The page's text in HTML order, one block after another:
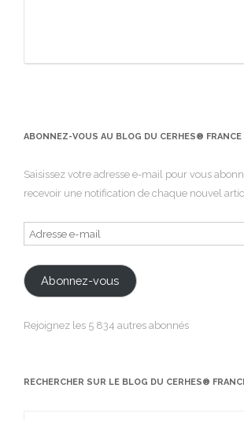
ABONNEZ-VOUS AU BLOG DU CERHES® FRANCE
Saisissez votre adresse e-mail pour vous
recevoir une notification de chaque nouvel
Adresse
e-
mail
Abonnez-vous
Rejoignez les 5 834 autres abonnés
RECHERCHER SUR LE BLOG DU CERHES®